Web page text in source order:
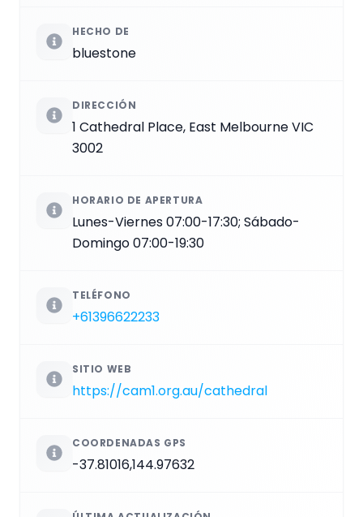
HECHO DE
bluestone
DIRECCIÓN
1 Cathedral Place, East Melbourne VIC
3002
HORARIO DE APERTURA
Lunes-Viernes 07:00-17:30; Sábado-
Domingo 07:00-19:30
TELÉFONO
+61396622233
SITIO WEB
https://cam1.org.au/cathedral
COORDENADAS GPS
-37.81016,144.97632